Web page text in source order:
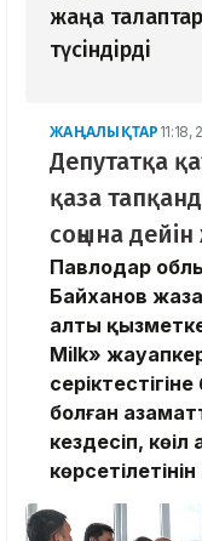
жаңа
түсіндірді
ЖАҢАЛЫҚТАР 11:18,
Депутатқа
қаза
соңына
Павлодар
Байханов
алты
Milk»
болған
кездесіп,